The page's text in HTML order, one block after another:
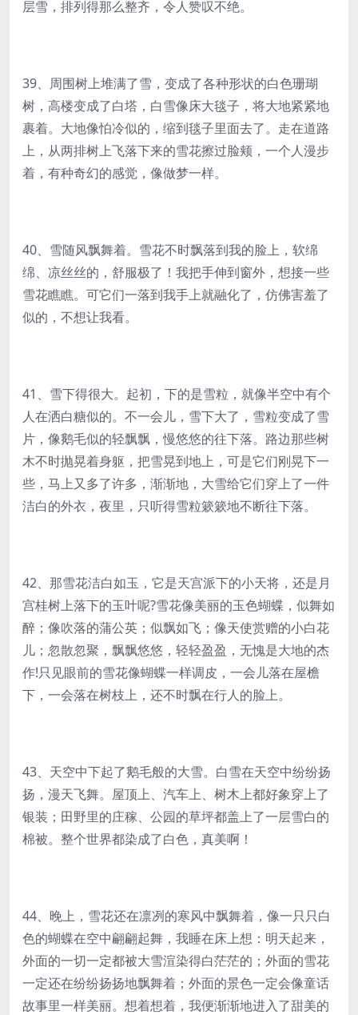
层雪，排列得那么整齐，令人赞叹不绝。
39、周围树上堆满了雪，变成了各种形状的白色珊瑚
树，高楼变成了白塔，白雪像床大毯子，将大地紧紧地
裹着。大地像怕冷似的，缩到毯子里面去了。走在道路
上，从两排树上飞落下来的雪花擦过脸颊，一个人漫步
着，有种奇幻的感觉，像做梦一样。
40、雪随风飘舞着。雪花不时飘落到我的脸上，软绵
绵、凉丝丝的，舒服极了！我把手伸到窗外，想接一些
雪花瞧瞧。可它们一落到我手上就融化了，仿佛害羞了
似的，不想让我看。
41、雪下得很大。起初，下的是雪粒，就像半空中有个
人在洒白糖似的。不一会儿，雪下大了，雪粒变成了雪
片，像鹅毛似的轻飘飘，慢悠悠的往下落。路边那些树
木不时抛晃着身躯，把雪晃到地上，可是它们刚晃下一
些，马上又多了许多，渐渐地，大雪给它们穿上了一件
洁白的外衣，夜里，只听得雪粒簌簌地不断往下落。
42、那雪花洁白如玉，它是天宫派下的小天将，还是月
宫桂树上落下的玉叶呢?雪花像美丽的玉色蝴蝶，似舞如
醉；像吹落的蒲公英；似飘如飞；像天使赏赠的小白花
儿；忽散忽聚，飘飘悠悠，轻轻盈盈，无愧是大地的杰
作!只见眼前的雪花像蝴蝶一样调皮，一会儿落在屋檐
下，一会落在树枝上，还不时飘在行人的脸上。
43、天空中下起了鹅毛般的大雪。白雪在天空中纷纷扬
扬，漫天飞舞。屋顶上、汽车上、树木上都好象穿上了
银装；田野里的庄稼、公园的草坪都盖上了一层雪白的
棉被。整个世界都染成了白色，真美啊！
44、晚上，雪花还在凛冽的寒风中飘舞着，像一只只白
色的蝴蝶在空中翩翩起舞，我睡在床上想：明天起来，
外面的一切一定都被大雪渲染得白茫茫的；外面的雪花
一定还在纷纷扬扬地飘舞着；外面的景色一定会像童话
故事里一样美丽。想着想着，我便渐渐地进入了甜美的